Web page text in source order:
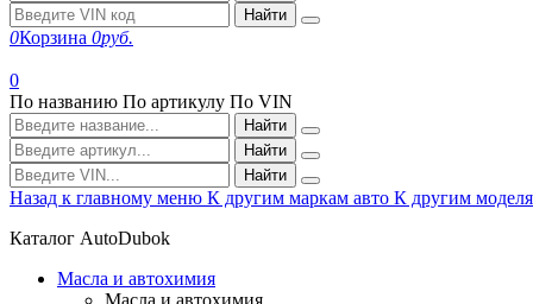
Найти
0Корзина 0руб.
0
По названию По артикулу По VIN
Найти
Найти
Найти
Назад к главному меню К другим маркам авто К другим
Каталог AutoDubok
Масла и автохимия
Масла и автохимия